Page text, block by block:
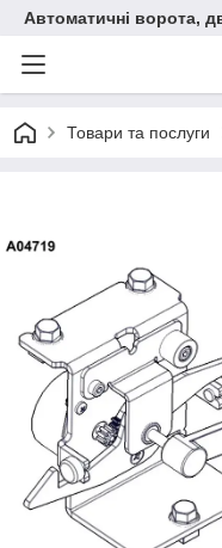
Автоматичні ворота,
Товари та послуги